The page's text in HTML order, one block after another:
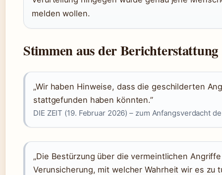
melden wollen.
Stimmen aus der Berichterstattung
„Wir haben Hinweise, dass die geschilderten
stattgefunden haben könnten.”
DIE ZEIT (19. Februar 2026) – zum Anfangsverdacht
„Die Bestürzung über die vermeintlichen
Verunsicherung, mit welcher Wahrheit wir es zu